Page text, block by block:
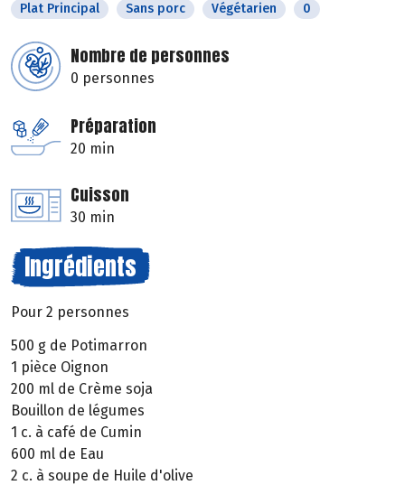
Plat Principal Sans porc Végétarien 0
Nombre de personnes
0 personnes
Préparation
20 min
Cuisson
30 min
Ingrédients
Pour 2 personnes
500 g de Potimarron
1 pièce Oignon
200 ml de Crème soja
Bouillon de légumes
1 c. à café de Cumin
600 ml de Eau
2 c. à soupe de Huile d'olive